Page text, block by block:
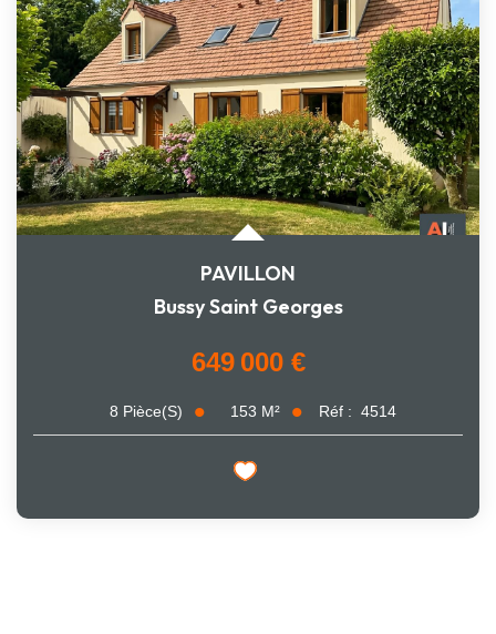
PAVILLON
Bussy Saint Georges
649 000 €
8 Pièce(s) 153 M² Réf : 4514